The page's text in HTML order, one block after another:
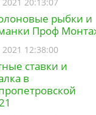
рыбки и
Проф
12:38:00
ставки и
в